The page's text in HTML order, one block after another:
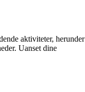
aktiviteter, herunder
Uanset dine